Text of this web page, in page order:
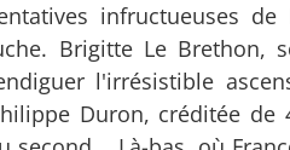
infructueuses
Brigitte Le
l'irrésistible
Duron, créditée